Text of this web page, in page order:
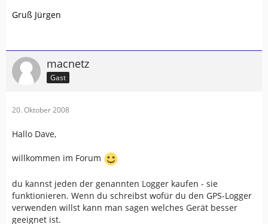
Gruß Jürgen
macnetz
Gast
20. Oktober 2008
Hallo Dave,
willkommen im Forum
du kannst jeden der genannten Logger kaufen - sie
funktionieren. Wenn du schreibst wofür du den GPS-Logger
verwenden willst kann man sagen welches Gerät besser
geeignet ist.